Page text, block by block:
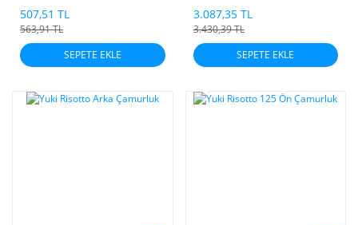
507,51 TL
563,91 TL
SEPETE EKLE
3.087,35 TL
3.430,39 TL
SEPETE EKLE